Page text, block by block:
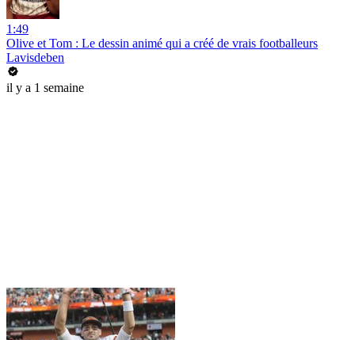
1:49
Olive et Tom : Le dessin animé qui a créé de vrais footballeurs
Lavisdeben
il y a 1 semaine